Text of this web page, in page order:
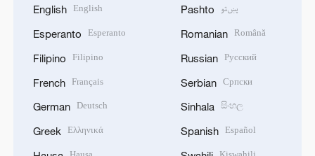
English English
Esperanto Esperanto
Filipino Filipino
French Français
German Deutsch
Greek Ελληνικά
Pashto پښتو
Romanian Română
Russian Русский
Serbian Српски
Sinhala සිංහල
Spanish Español